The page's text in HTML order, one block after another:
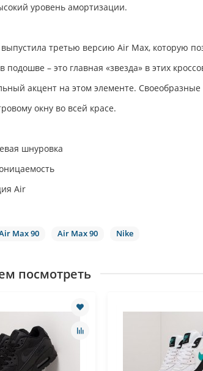
уровень амортизации.
выпустила третью версию Air Max, которую
подошве – это главная «звезда» в этих
акцент на этом элементе. Своеобразные
окну во всей красе.
шнуровка
Air
Max 90 Air Max 90 Nike
посмотреть